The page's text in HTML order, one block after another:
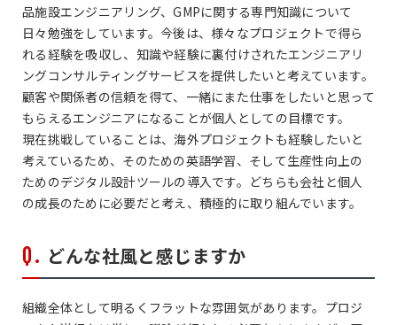
品施設エンジニアリング、GMPに関する専門知識について
日々勉強をしています。今後は、様々なプロジェクトで得ら
れる経験を吸収し、知識や経験に裏付けされたエンジニアリ
ングコンサルティングサービスを提供したいと考えています。
顧客や関係者の信頼を得て、一緒にまた仕事をしたいと思って
もらえるエンジニアになることが個人としての目標です。
現在挑戦していることは、海外プロジェクトも経験したいと
考えているため、そのための英語学習、そして生産性向上の
ためのデジタル設計ツールの導入です。どちらも会社と個人
の成長のために必要だと考え、積極的に取り組んでいます。
どんな社風と感じますか
組織全体として明るくフラットな雰囲気があります。プロジ